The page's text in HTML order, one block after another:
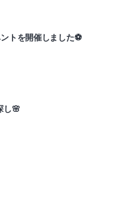
トを開催しました⚽️
し🌸